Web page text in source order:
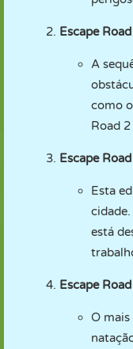
Escape
A
como
Road
Escape
Esta
está
Escape
O